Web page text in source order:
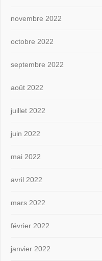
novembre 2022
octobre 2022
septembre 2022
août 2022
juillet 2022
juin 2022
mai 2022
avril 2022
mars 2022
février 2022
janvier 2022